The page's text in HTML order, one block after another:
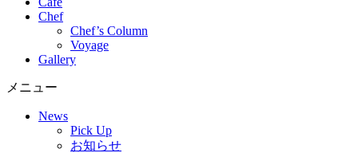
Chef
Chef’s Column
Voyage
Gallery
メニュー
News
Pick Up
お知らせ